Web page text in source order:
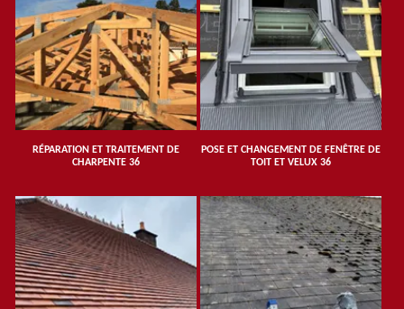
RÉPARATION ET TRAITEMENT DE
CHARPENTE 36
POSE ET CHANGEMENT DE FENÊTRE DE
TOIT ET VELUX 36